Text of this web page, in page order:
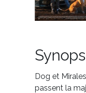
Dog et
passent la